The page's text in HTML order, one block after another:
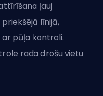
ļauj
līnijā,
pūļa kontroli.
rada drošu vietu